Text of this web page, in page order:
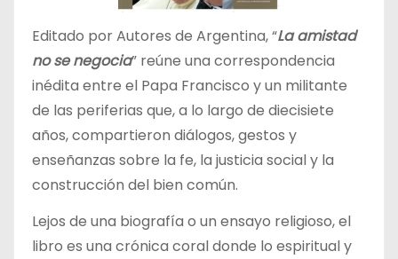
Editado por Autores de Argentina, “La amistad
no se negocia” reúne una correspondencia
inédita entre el Papa Francisco y un militante
de las periferias que, a lo largo de diecisiete
años, compartieron diálogos, gestos y
enseñanzas sobre la fe, la justicia social y la
construcción del bien común.
Lejos de una biografía o un ensayo religioso, el
libro es una crónica coral donde lo espiritual y